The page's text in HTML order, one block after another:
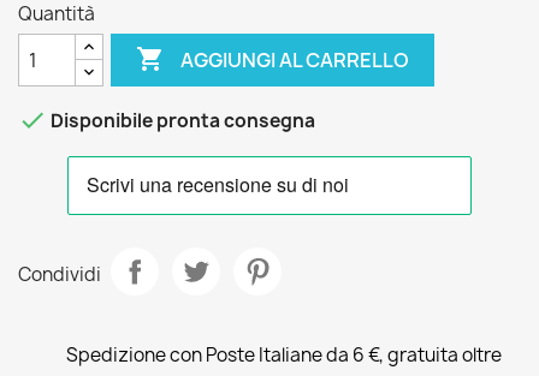
Quantità
 AGGIUNGI AL CARRELLO
 Disponibile pronta consegna
Condividi
Spedizione con Poste Italiane da 6 €, gratuita oltre